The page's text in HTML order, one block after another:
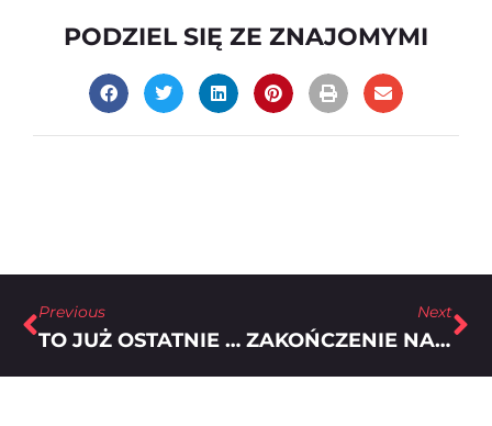
PODZIEL SIĘ ZE ZNAJOMYMI
Previous
TO JUŻ OSTATNIE DNI TEGOROCZNEGO NABORU NA ZŁOTE MRÓWKOJADY 2015.
Next
ZAKOŃCZENIE NABORU NA ZŁOTE MRÓWKOJADY 2015!